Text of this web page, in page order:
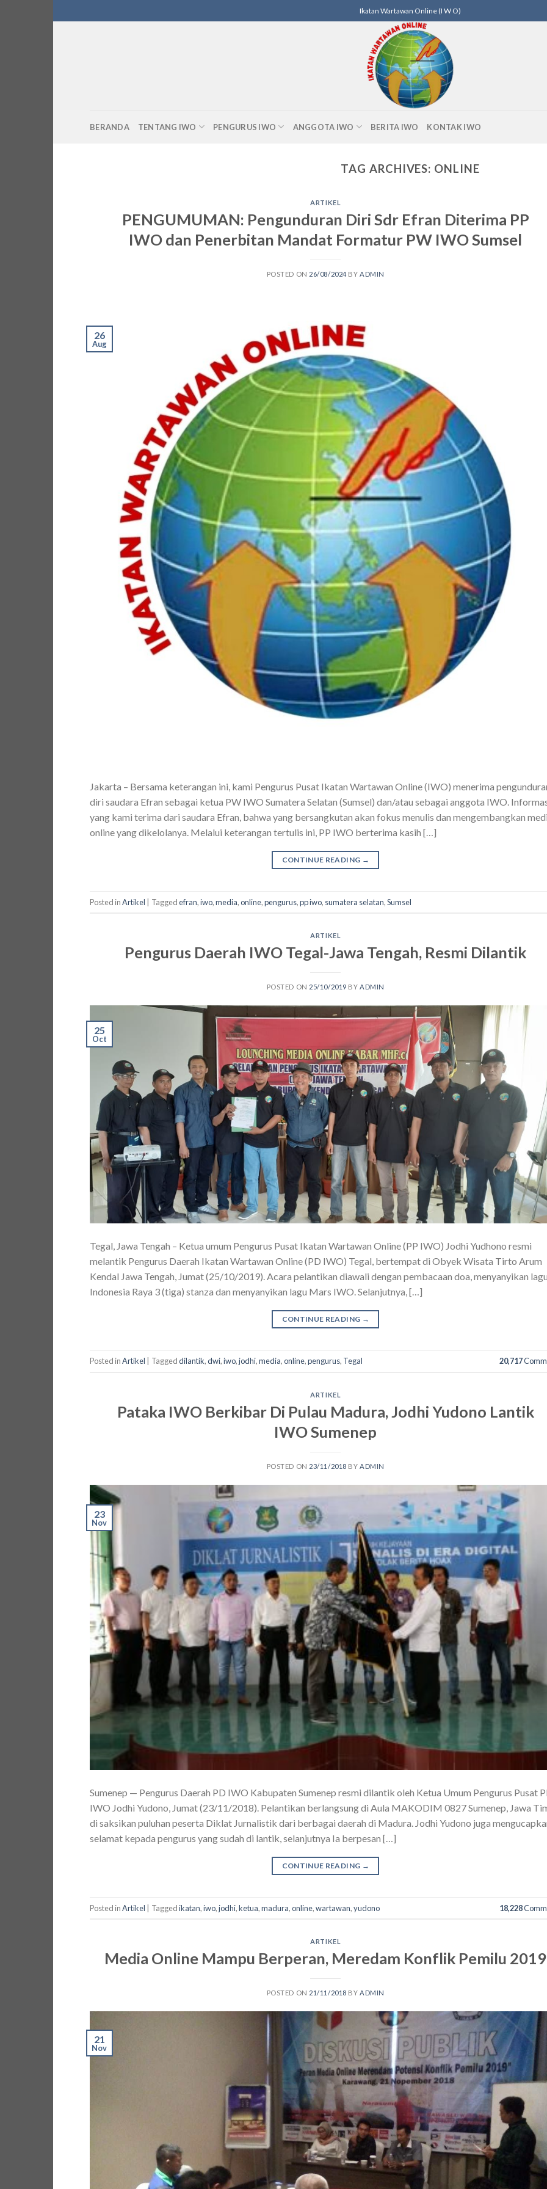
to
Ikatan Wartawan Online (I W O)
BERANDA TENTANG IWO PENGURUS IWO ANGGOTA IWO BERITA IWO KONTAK IWO
TAG ARCHIVES: ONLINE
ARTIKEL
PENGUMUMAN: Pengunduran Diri Sdr Efran Diterima PP
IWO dan Penerbitan Mandat Formatur PW IWO Sumsel
POSTED ON 26/08/2024 BYADMIN
26
Aug
Jakarta – Bersama keterangan ini, kami Pengurus Pusat Ikatan Wartawan Online (IWO) menerima
diri saudara Efran sebagai ketua PW IWO Sumatera Selatan (Sumsel) dan/atau sebagai anggota IWO.
yang kami terima dari saudara Efran, bahwa yang bersangkutan akan fokus menulis dan mengembangkan
online yang dikelolanya. Melalui keterangan tertulis ini, PP IWO berterima kasih […]
CONTINUE READING →
Posted inArtikel Taggedefran,iwo,media,online,pengurus,pp iwo, sumatera selatan,Sumsel
ARTIKEL
Pengurus Daerah IWO Tegal-Jawa Tengah, Resmi Dilantik
POSTED ON 25/10/2019 BYADMIN
25
Oct
Tegal, Jawa Tengah – Ketua umum Pengurus Pusat Ikatan Wartawan Online (PP IWO) Jodhi Yudhono resmi
melantik Pengurus Daerah Ikatan Wartawan Online (PD IWO) Tegal, bertempat di Obyek Wisata Tirto Arum
Kendal Jawa Tengah, Jumat (25/10/2019). Acara pelantikan diawali dengan pembacaan doa, menyanyikan lagu
Indonesia Raya 3 (tiga) stanza dan menyanyikan lagu Mars IWO. Selanjutnya, […]
CONTINUE READING →
Posted inArtikel Taggeddilantik,dwi,iwo,jodhi,media,online,pengurus, Tegal 20,717
ARTIKEL
Pataka IWO Berkibar Di Pulau Madura, Jodhi Yudono Lantik
IWO Sumenep
POSTED ON 23/11/2018 BYADMIN
23
Nov
Sumenep — Pengurus Daerah PD IWO Kabupaten Sumenep resmi dilantik oleh Ketua Umum Pengurus Pusat
IWO Jodhi Yudono, Jumat (23/11/2018). Pelantikan berlangsung di Aula MAKODIM 0827 Sumenep, Jawa
di saksikan puluhan peserta Diklat Jurnalistik dari berbagai daerah di Madura. Jodhi Yudono juga
selamat kepada pengurus yang sudah di lantik, selanjutnya Ia berpesan […]
CONTINUE READING →
Posted inArtikel | Taggedikatan,iwo,jodhi,ketua,madura,online,wartawan,yudono 18,228
ARTIKEL
Media Online Mampu Berperan, Meredam Konflik Pemilu 2019
POSTED ON 21/11/2018 BYADMIN
21
Nov